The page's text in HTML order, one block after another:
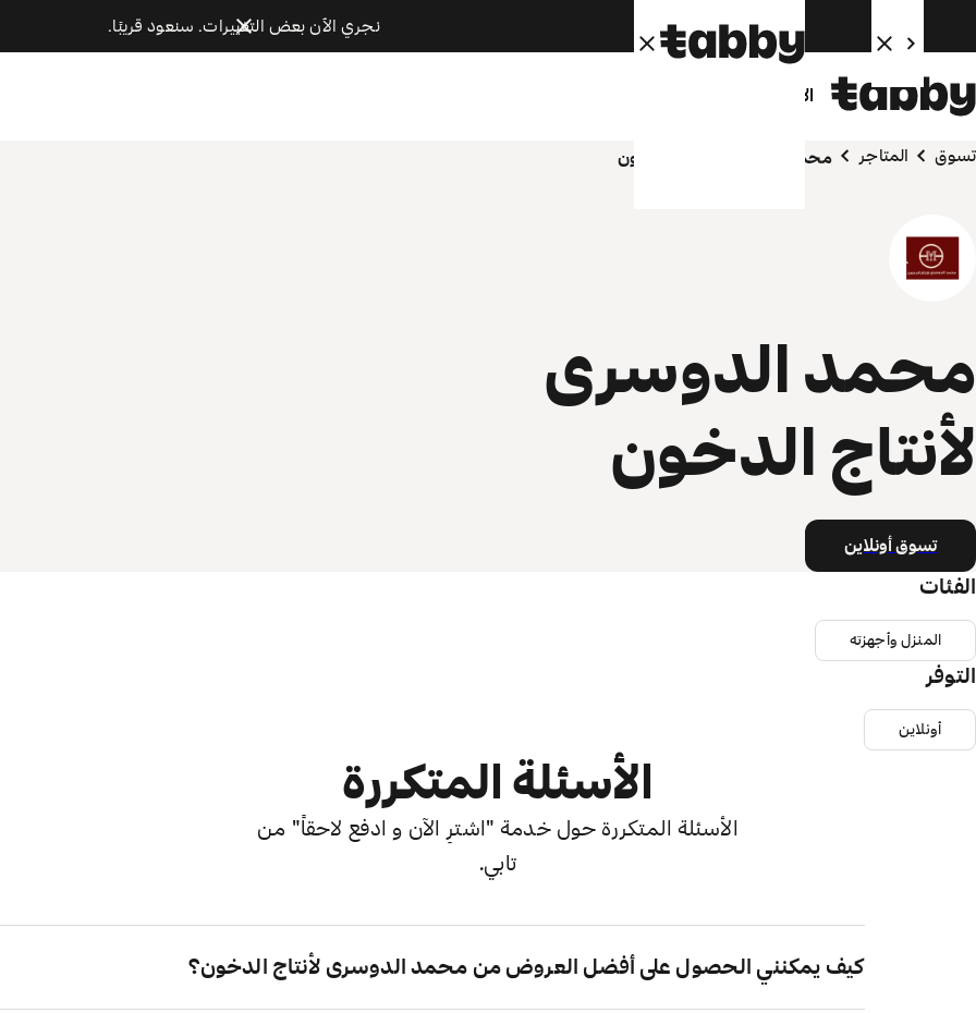
نجري الآن بعض التغييرات. سنعود قريبًا.
الأفراد
تسوق المتاجر محمد الدوسرى لأنتاج الدخون
محمد الدوسرى
لأنتاج الدخون
تسوق أونلاين
الفئات
المنزل وأجهزته
التوفر
أونلاين
الأسئلة المتكررة
الأسئلة المتكررة حول خدمة "اشترِ الآن و ادفع لاحقاً" من
تابي.
كيف يمكنني الحصول على أفضل العروض من محمد الدوسرى لأنتاج الدخون؟